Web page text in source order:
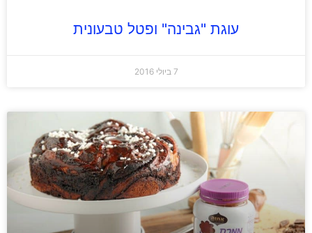
עוגת "גבינה" ופטל טבעונית
7 ביולי 2016